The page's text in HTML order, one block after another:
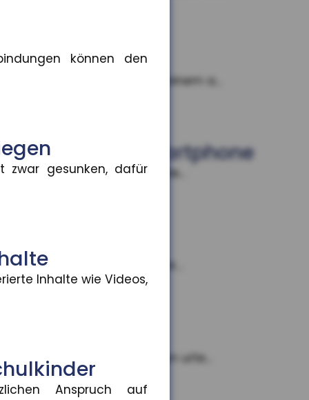
können den
zwar gesunken, dafür
Inhalte wie Videos,
Anspruch auf
Nach einem a...
auf dem Smartphone
Bezahlfunktionen bünde...
Altersvorsorge
deutsche Versicherungswir...
Das Amtsgericht München urte...